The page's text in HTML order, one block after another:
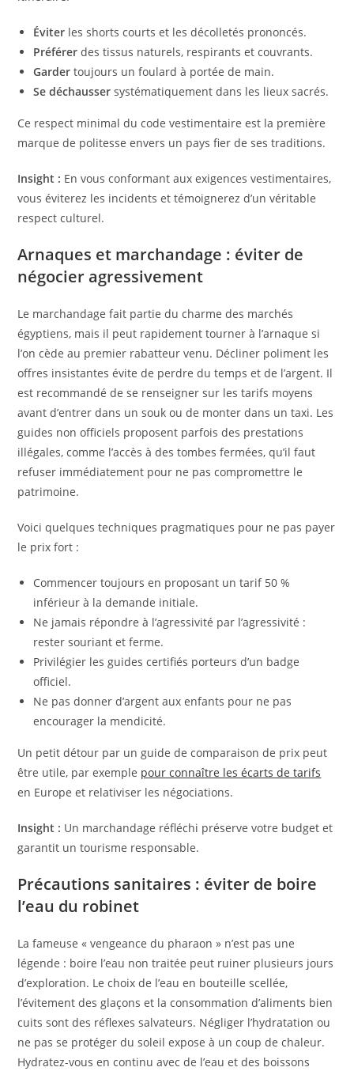
Éviter les shorts courts et les décolletés prononcés.
Préférer des tissus naturels, respirants et couvrants.
Garder toujours un foulard à portée de main.
Se déchausser systématiquement dans les lieux sacrés.
Ce respect minimal du code vestimentaire est la première
marque de politesse envers un pays fier de ses traditions.
Insight : En vous conformant aux exigences vestimentaires,
vous éviterez les incidents et témoignerez d’un véritable
respect culturel.
Arnaques et marchandage : éviter de
négocier agressivement
Le marchandage fait partie du charme des marchés
égyptiens, mais il peut rapidement tourner à l’arnaque si
l’on cède au premier rabatteur venu. Décliner poliment les
offres insistantes évite de perdre du temps et de l’argent. Il
est recommandé de se renseigner sur les tarifs moyens
avant d’entrer dans un souk ou de monter dans un taxi. Les
guides non officiels proposent parfois des prestations
illégales, comme l’accès à des tombes fermées, qu’il faut
refuser immédiatement pour ne pas compromettre le
patrimoine.
Voici quelques techniques pragmatiques pour ne pas payer
le prix fort :
Commencer toujours en proposant un tarif 50 %
inférieur à la demande initiale.
Ne jamais répondre à l’agressivité par l’agressivité :
rester souriant et ferme.
Privilégier les guides certifiés porteurs d’un badge
officiel.
Ne pas donner d’argent aux enfants pour ne pas
encourager la mendicité.
Un petit détour par un guide de comparaison de prix peut
être utile, par exemple pour connaître les écarts de tarifs
en Europe et relativiser les négociations.
Insight : Un marchandage réfléchi préserve votre budget et
garantit un tourisme responsable.
Précautions sanitaires : éviter de boire
l’eau du robinet
La fameuse « vengeance du pharaon » n’est pas une
légende : boire l’eau non traitée peut ruiner plusieurs jours
d’exploration. Le choix de l’eau en bouteille scellée,
l’évitement des glaçons et la consommation d’aliments bien
cuits sont des réflexes salvateurs. Négliger l’hydratation ou
ne pas se protéger du soleil expose à un coup de chaleur.
Hydratez-vous en continu avec de l’eau et des boissons